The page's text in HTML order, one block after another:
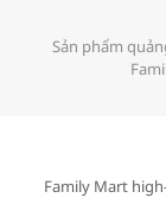
Sản phẩm
Family Mart